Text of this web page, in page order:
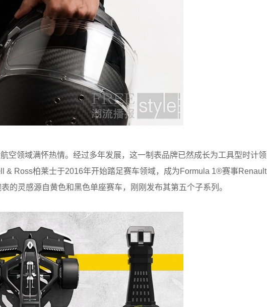
空领域满怀热情。经过多年发展，这一制表品牌已然成长为工具型时计领
& Ross柏莱士于2016年开始踏足赛车领域，成为Formula 1®赛事Renault
的灵感源自黄色和黑色单座赛车，刚刚发布其第五个子系列。